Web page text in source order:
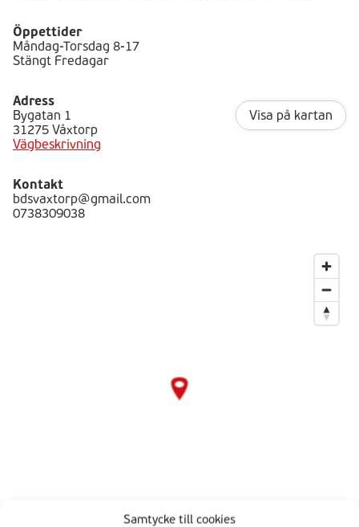
Samtycke till cookies
Öppettider
Måndag-Torsdag 8-17
Stängt Fredagar
Adress
Bygatan 1
31275 Våxtorp
Vägbeskrivning
Visa på kartan
Kontakt
bdsvaxtorp@gmail.com
0738309038